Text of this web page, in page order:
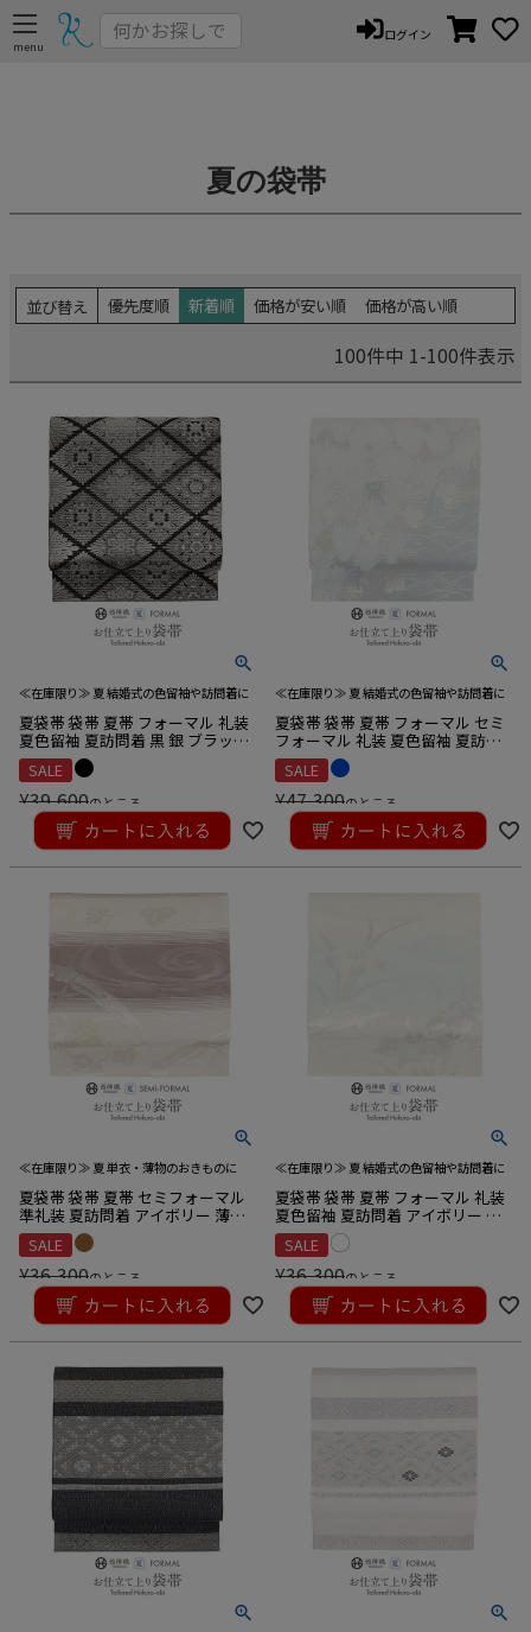
ログイン
夏の袋帯
並び替え 優先度順 新着順 価格が安い順 価格が高い順
100件中 1-100件表示
≪在庫限り≫ 夏 結婚式の色留袖や訪問着に
夏袋帯 袋帯 夏帯 フォーマル 礼装
夏色留袖 夏訪問着 黒 銀 ブラック
シルバー 菱華紋 絹 絽 佐々木織物
西陣織 仕立て上がり 新品
SALE
¥39,600のところ
35,640 税込
≪在庫限り≫ 夏 結婚式の色留袖や訪問着に
夏袋帯 袋帯 夏帯 フォーマル セミ
フォーマル 礼装 夏色留袖 夏訪問
着 水色 菊 菊尽くし リーフ 丸勇 西
陣織 仕立て上がり 新品
SALE
¥47,300のところ
42,570 税込
≪在庫限り≫ 夏 単衣・薄物のおきものに
夏袋帯 袋帯 夏帯 セミフォーマル
準礼装 夏訪問着 アイボリー 薄小
豆 縞 萩 京都イシハラ織物 西陣織
絽 仕立て上がり 新品 未使用 正絹
SALE
¥36,300のところ
34,485 税込
≪在庫限り≫ 夏 結婚式の色留袖や訪問着に
夏袋帯 袋帯 夏帯 フォーマル 礼装
夏色留袖 夏訪問着 アイボリー 薄
緑 縞 アヤメ かきつばた 京都イシ
ハラ織物 西陣織 仕立て上がり 新
品 未使用 正絹
SALE
¥36,300のところ
34,485 税込